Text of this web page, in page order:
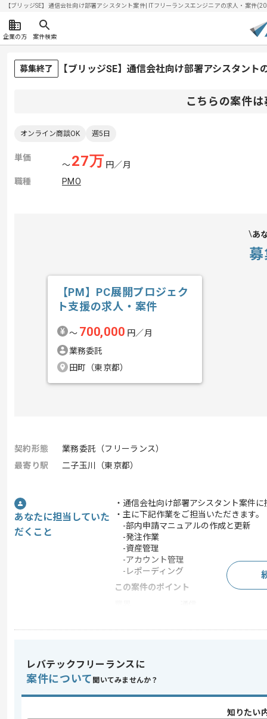
【ブリッジSE】通信会社向け部署アシスタント案件| ITフリーランスエンジニアの求人・案件
企業の方 案件検索
募集終了 【ブリッジSE】通信会社向け部署アシスタン
こちらの案件
オンライン商談OK 週5日
単価
〜27万 円／月
職種
PMO
あ
【PM】PC展開プロジェク
ト支援の求人・案件
〜 700,000 円／月
業務委託
田町（東京都）
契約形態
業務委託（フリーランス）
最寄り駅
二子玉川（東京都）
あなたに担当していた
だくこと
・通信会社向け部署アシスタント案件
・主に下記作業をご担当いただきます。
-部内申請マニュアルの作成と更新
-発注作業
-資産管理
-アカウント管理
-レポーディング
この案件のポイント
スキル
求めるスキル
・WordとExcel及びPowerPointの基礎
レバテックフリーランスに
案件について 聞いてみませんか？
知りたい